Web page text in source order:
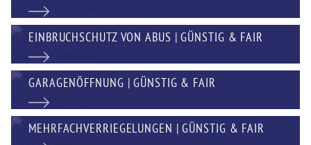
EINBRUCHSCHUTZ VON ABUS | GÜNSTIG & FAIR
GARAGENÖFFNUNG | GÜNSTIG & FAIR
MEHRFACHVERRIEGELUNGEN | GÜNSTIG & FAIR